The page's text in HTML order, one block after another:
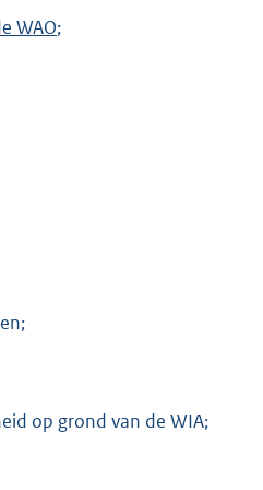
WAO;
op grond van de WIA;